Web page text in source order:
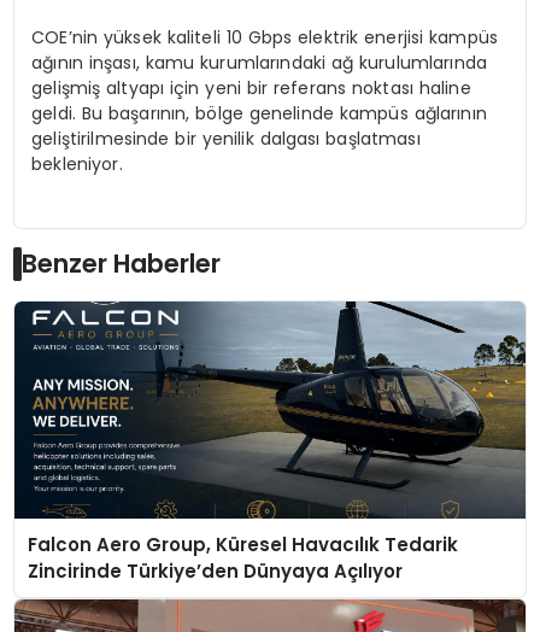
COE’nin yüksek kaliteli 10 Gbps elektrik enerjisi kampüs
ağının inşası, kamu kurumlarındaki ağ kurulumlarında
gelişmiş altyapı için yeni bir referans noktası haline
geldi. Bu başarının, bölge genelinde kampüs ağlarının
geliştirilmesinde bir yenilik dalgası başlatması
bekleniyor.
Benzer Haberler
Falcon Aero Group, Küresel Havacılık Tedarik
Zincirinde Türkiye’den Dünyaya Açılıyor